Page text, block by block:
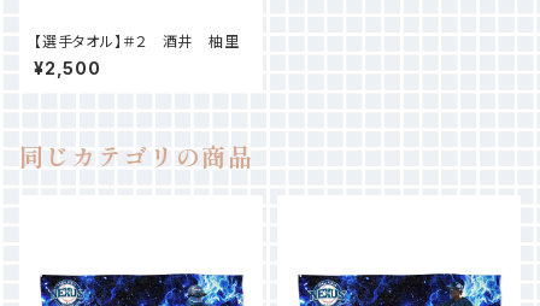
【選手タオル】＃２ 酒井 柚里
¥2,500
同じカテゴリの商品